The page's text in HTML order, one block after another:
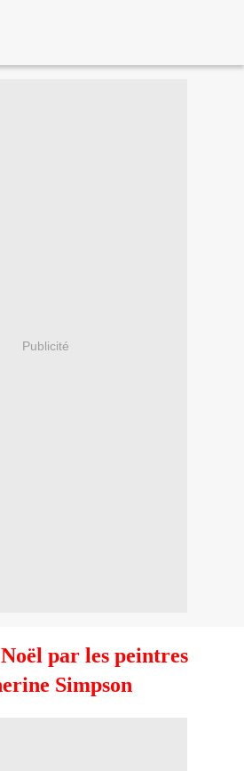
Publicité
par les peintres
Simpson